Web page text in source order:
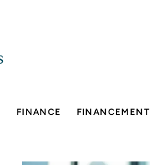
FINANCE FINANCEMENT